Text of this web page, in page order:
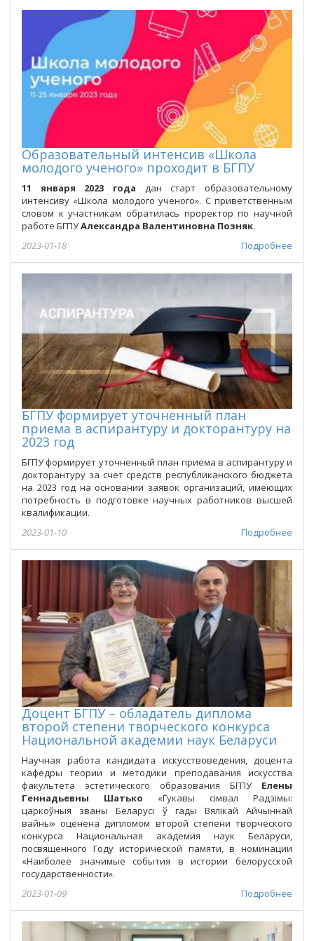
Образовательный интенсив «Школа
молодого ученого» проходит в БГПУ
11 января 2023 года дан старт образовательному
интенсиву «Школа молодого ученого». С приветственным
словом к участникам обратилась проректор по научной
работе БГПУАлександра Валентиновна Позняк.
Подробнее
2023-01-18
БГПУ формирует уточненный план
приема в аспирантуру и докторантуру на
2023 год
БГПУ формирует уточненный план приема в аспирантуру и
докторантуру за счет средств республиканского бюджета
на 2023 год на основании заявок организаций, имеющих
потребность в подготовке научных работников высшей
квалификации.
Подробнее
2023-01-10
Доцент БГПУ – обладатель диплома
второй степени творческого конкурса
Национальной академии наук Беларуси
Научная работа кандидата искусствоведения, доцента
кафедры теории и методики преподавания искусства
факультета эстетического образования БГПУ Елены
Геннадьевны Шатько «Гукавы сімвал Радзімы:
царкоўныя званы Беларусі ў гады Вялікай Айчыннай
вайны» оценена дипломом второй степени творческого
конкурса Национальная академия наук Беларуси,
посвященного Году исторической памяти, в номинации
«Наиболее значимые события в истории белорусской
государственности».
Подробнее
2023-01-09